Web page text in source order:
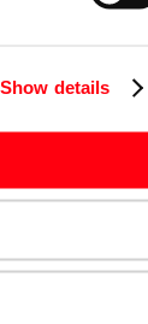
Show details
schotje